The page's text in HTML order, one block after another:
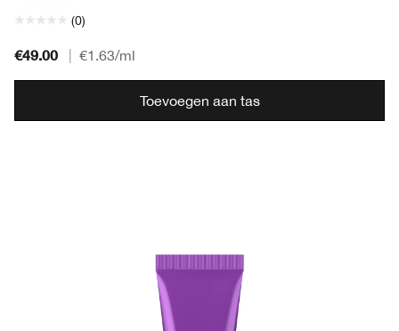
(0)
€49.00 €1.63/ml
Toevoegen aan tas